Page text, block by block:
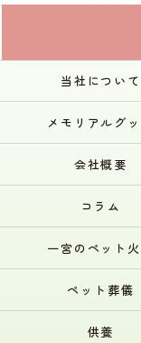
当社について
メモリアルグ
会社概要
コラム
一宮のペット
ペット葬儀
供養